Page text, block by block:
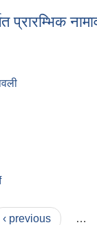
प्रारम्भिक
‹ previous …